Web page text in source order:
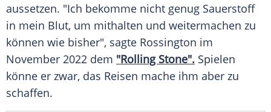
aussetzen. "Ich bekomme nicht genug Sauerstoff
in mein Blut, um mithalten und weitermachen zu
können wie bisher", sagte Rossington im
November 2022 dem "Rolling Stone". Spielen
könne er zwar, das Reisen mache ihm aber zu
schaffen.